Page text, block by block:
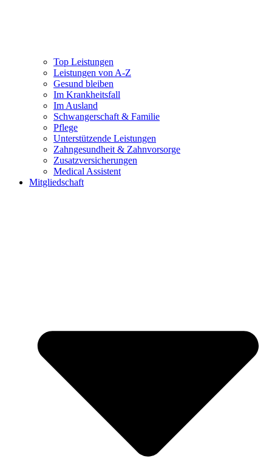
Top Leistungen
Leistungen von A-Z
Gesund bleiben
Im Krankheitsfall
Im Ausland
Schwangerschaft & Familie
Pflege
Unterstützende Leistungen
Zahngesundheit & Zahnvorsorge
Zusatzversicherungen
Medical Assistent
Mitgliedschaft